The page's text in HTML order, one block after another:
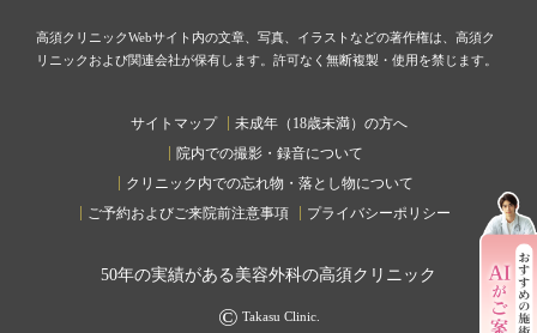
高須クリニックWebサイト内の文章、写真、イラストなどの著作権は、高須ク
リニックおよび関連会社が保有します。許可なく無断複製・使用を禁じます。
サイトマップ
未成年（18歳未満）の方へ
院内での撮影・録音について
クリニック内での忘れ物・落とし物について
ご予約およびご来院前注意事項
プライバシーポリシー
50年の実績がある美容外科の高須クリニック
© Takasu Clinic.